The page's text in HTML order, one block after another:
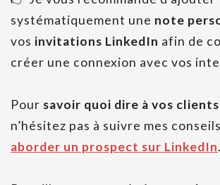
systématiquement une note
vos invitations LinkedIn afin de
créer une connexion avec vos
Pour savoir quoi dire à vos
n’hésitez pas à suivre mes
aborder un prospect sur LinkedIn.